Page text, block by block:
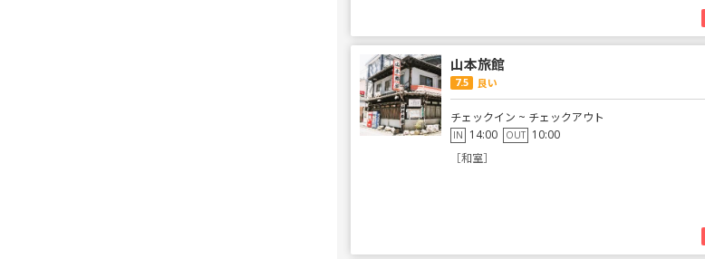
山本旅館
7.5 良い
チェックイン ~ チェックアウト
IN 14:00 OUT 10:00
［和室］